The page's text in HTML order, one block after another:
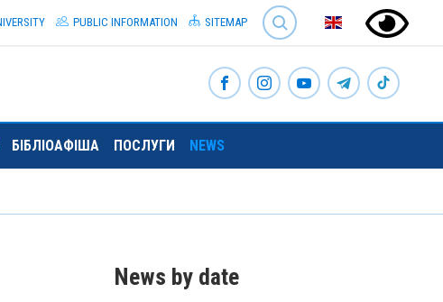
SEARCH
PUBLIC INFORMATION SITEMAP
БІБЛІОАФІША ПОСЛУГИ NEWS
News by date